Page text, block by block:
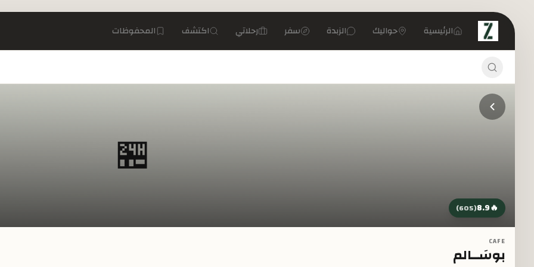
تخطي إلى المحتوى الرئيسي
الرئيسية حواليك الزبدة سفر رحلاتي اكتشف المحفوظات
🏪
🔥
8.9
(
605
)
CAFE
بوسَــالم